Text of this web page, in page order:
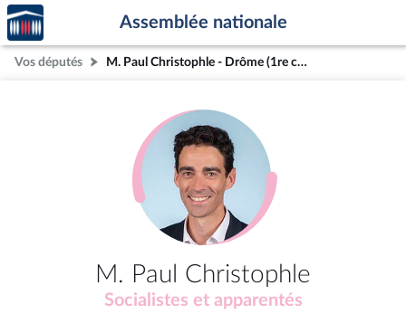
Aller au contenu
Aller en bas de la page
Accèder
à la
page
d'accueil
Assemblée nationale
Vos députés M. Paul Christophle - Drôme (1re circonscription)
M. Paul Christophle
Socialistes et apparentés